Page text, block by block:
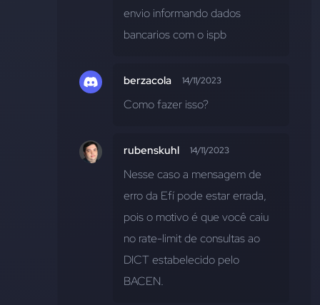
envio informando dados
bancarios com o ispb
berzacola 14/11/2023
Como fazer isso?
rubenskuhl 14/11/2023
Nesse caso a mensagem de
erro da Efí pode estar errada,
pois o motivo é que você caiu
no rate-limit de consultas ao
DICT estabelecido pelo
BACEN.